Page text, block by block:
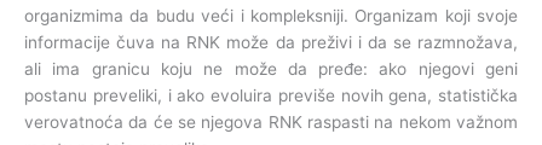
organizmima da budu veći i kompleksniji. Organizam koji svoje
informacije čuva na RNK može da preživi i da se razmnožava,
ali ima granicu koju ne može da pređe: ako njegovi geni
postanu preveliki, i ako evoluira previše novih gena, statistička
verovatnoća da će se njegova RNK raspasti na nekom važnom